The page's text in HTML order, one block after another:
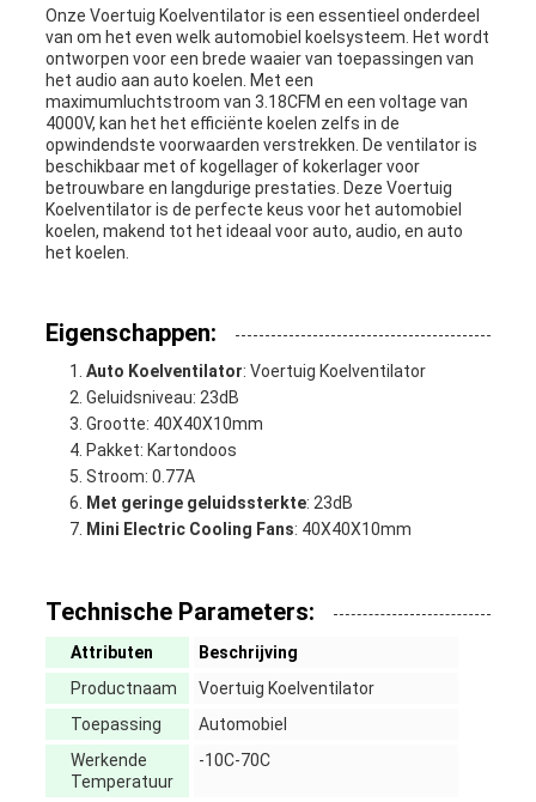
POLICY
Onze Voertuig Koelventilator is een essentieel onderdeel
van om het even welk automobiel koelsysteem. Het wordt
ontworpen voor een brede waaier van toepassingen van
het audio aan auto koelen. Met een
maximumluchtstroom van 3.18CFM en een voltage van
4000V, kan het het efficiënte koelen zelfs in de
opwindendste voorwaarden verstrekken. De ventilator is
beschikbaar met of kogellager of kokerlager voor
betrouwbare en langdurige prestaties. Deze Voertuig
Koelventilator is de perfecte keus voor het automobiel
koelen, makend tot het ideaal voor auto, audio, en auto
het koelen.
Eigenschappen:
Auto Koelventilator: Voertuig Koelventilator
Geluidsniveau: 23dB
Grootte: 40X40X10mm
Pakket: Kartondoos
Stroom: 0.77A
Met geringe geluidssterkte: 23dB
Mini Electric Cooling Fans: 40X40X10mm
Technische Parameters:
Attributen
Beschrijving
Productnaam
Voertuig Koelventilator
Toepassing
Automobiel
Werkende
Temperatuur
-10C-70C